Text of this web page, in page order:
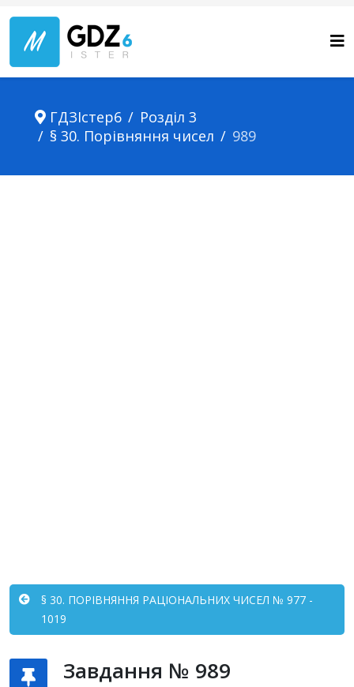
ГДЗІстер6
Розділ 3
§ 30. Порівняння чисел
989
§ 30. ПОРІВНЯННЯ РАЦІОНАЛЬНИХ ЧИСЕЛ № 977 -
1019
Завдання № 989